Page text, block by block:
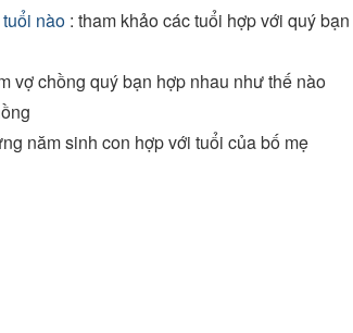
nào : tham khảo các tuổi hợp với quý bạn
vợ chồng quý bạn hợp nhau như thế nào
năm sinh con hợp với tuổi của bố mẹ